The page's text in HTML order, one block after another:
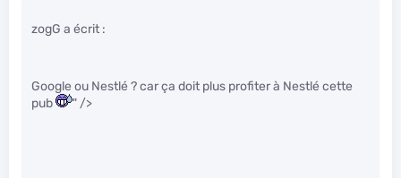
zogG a écrit :
Google ou Nestlé ? car ça doit plus profiter à Nestlé cette
pub
" />